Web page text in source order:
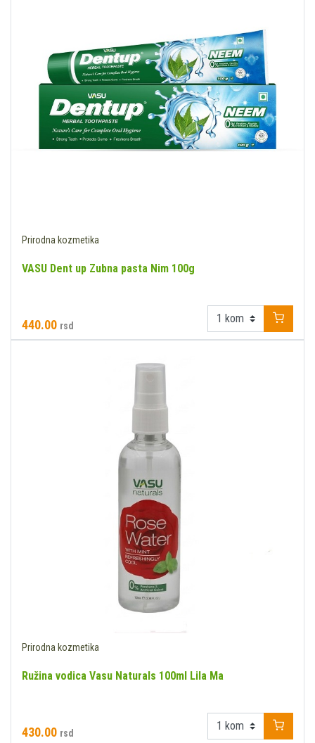
Prirodna kozmetika
VASU Dent up Zubna pasta Nim 100g
440.00 rsd
Prirodna kozmetika
Ružina vodica Vasu Naturals 100ml Lila Ma
430.00 rsd